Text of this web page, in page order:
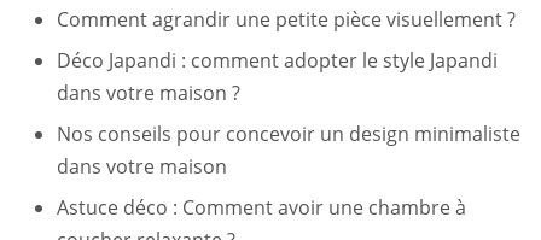
Comment agrandir une petite pièce visuellement ?
Déco Japandi : comment adopter le style Japandi
dans votre maison ?
Nos conseils pour concevoir un design minimaliste
dans votre maison
Astuce déco : Comment avoir une chambre à